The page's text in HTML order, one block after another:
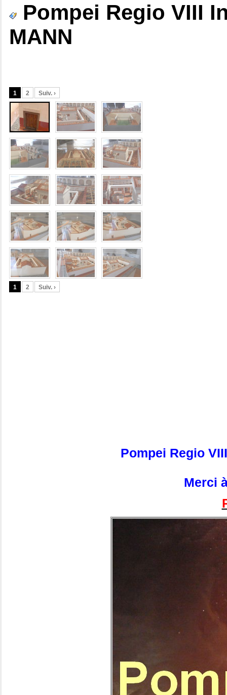
Pompei Regio VIII
MANN
1 2 Suiv. ›
1 2 Suiv. ›
Pompei Regio
Merci